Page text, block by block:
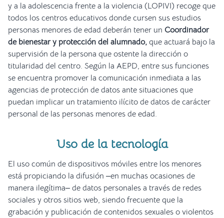
y a la adolescencia frente a la violencia (LOPIVI) recoge que
todos los centros educativos donde cursen sus estudios
personas menores de edad deberán tener un Coordinador
de bienestar y protección del alumnado, que actuará bajo la
supervisión de la persona que ostente la dirección o
titularidad del centro. Según la AEPD, entre sus funciones
se encuentra promover la comunicación inmediata a las
agencias de protección de datos ante situaciones que
puedan implicar un tratamiento ilícito de datos de carácter
personal de las personas menores de edad.
Uso de la tecnología
El uso común de dispositivos móviles entre los menores
está propiciando la difusión ‒en muchas ocasiones de
manera ilegítima‒ de datos personales a través de redes
sociales y otros sitios web, siendo frecuente que la
grabación y publicación de contenidos sexuales o violentos